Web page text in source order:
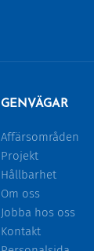
GENVÄGAR
Affärsområden
Projekt
Hållbarhet
Om oss
Jobba hos oss
Kontakt